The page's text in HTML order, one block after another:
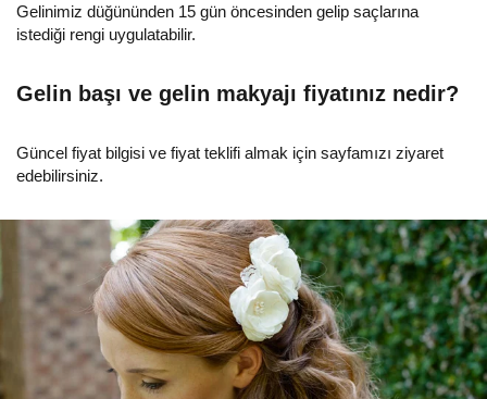
Gelinimiz düğününden 15 gün öncesinden gelip saçlarına
istediği rengi uygulatabilir.
Gelin başı ve gelin makyajı fiyatınız nedir?
Güncel fiyat bilgisi ve fiyat teklifi almak için sayfamızı ziyaret
edebilirsiniz.